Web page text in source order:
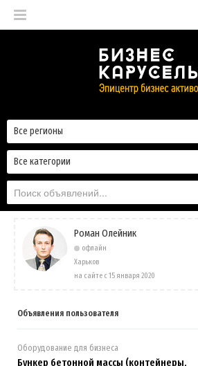
Все категории
Все регионы
Роман Олейник
офлайн
Харьков
на сайте с 15 января 2020
Объявления пользователя
Оборудование для бизнеса
Бункер бетонной массы (контейнеры,